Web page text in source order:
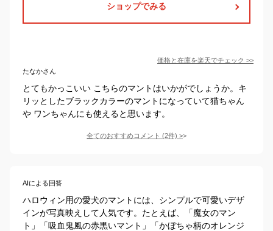
ショップでみる
価格と在庫を楽天でチェック >>
たなかさん
とてもかっこいい こちらのマントはいかがでしょうか。キ
リッとしたブラックカラーのマントになっていて猫ちゃん
や ワンちゃんにも使えると思います。
全てのおすすめコメント (2件) >
AIによる回答
ハロウィン用の愛犬のマントには、シンプルで可愛いデザ
インが写真映えして人気です。たとえば、「魔女のマン
ト」「吸血鬼風の赤黒いマント」「かぼちゃ柄のオレンジ